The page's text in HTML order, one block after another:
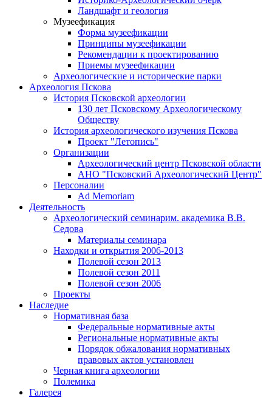
Ландшафт и геология
Музеефикация
Форма музеефикации
Принципы музеефикации
Рекомендации к проектированию
Приемы музеефикации
Археологические и исторические парки
Археология Пскова
История Псковской археологии
130 лет Псковскому Археологическому
Обществу
История археологического изучения Пскова
Проект "Летопись"
Организации
Археологический центр Псковской области
АНО "Псковский Археологический Центр"
Персоналии
Ad Memoriam
Деятельность
Археологический семинарим. академика В.В.
Седова
Материалы семинара
Находки и открытия 2006-2013
Полевой сезон 2013
Полевой сезон 2011
Полевой сезон 2006
Проекты
Наследие
Нормативная база
Федеральные нормативные акты
Региональные нормативные акты
Порядок обжалования нормативных
правовых актов установлен
Черная книга археологии
Полемика
Галерея